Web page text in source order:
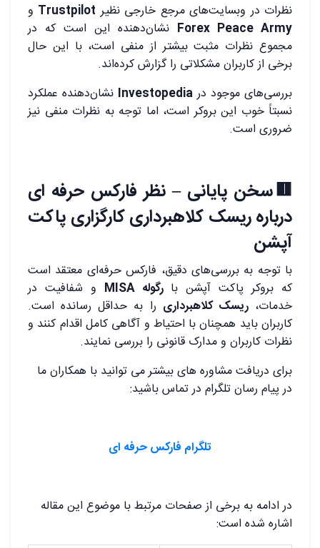
نظرات در وبسایت‌های مرجع خارجی نظیر Trustpilot و
Forex Peace Army نشان‌دهنده این است که در
مجموع نظرات مثبت بیشتر از منفی است، با این حال
برخی از کاربران مشکلاتی را گزارش کرده‌اند.
بررسی‌های موجود درInvestopedia نشان‌دهنده عملکرد
نسبتاً خوب این بروکر است، اما توجه به نظرات منفی نیز
ضروری است.
🟥سخن پایانی – نظر فارکس حرفه ای
درباره ریسک کلاهبرداری کارگزاری پاکت
آپشن
با توجه به بررسی‌های دقیق، فارکس حرفه‌ای معتقد است
که بروکر پاکت آپشن بارگوله MISA
و شفافیت در
خدمات،ریسک کلاهبرداری را به حداقل رسانده است.
کاربران باید همچنان با احتیاط و آگاهی کامل اقدام کنند و
نظرات کاربران و مدارک قانونی را بررسی نمایند.
برای دریافت مشاوره های بیشتر می توانید با همکاران ما
در پیام رسان تلگرام در تماس باشید:
تلگرام فارکس حرفه ای
در ادامه به برخی از صفحات مرتبط با موضوع این مقاله
اشاره شده است: